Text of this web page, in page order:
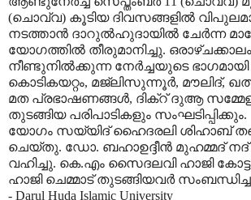
(ചൊവ്വ) കൂടിയ ദിവസങ്ങളില്‍
നടത്താന്‍ ദാറുല്‍ഹുദായില്‍ ചേര്‍ന്ന
യോഗത്തില്‍ തീരുമാനിച്ചു. ഒരാഴ്ചക്കാലം
നീണ്ടുനില്‍ക്കുന്ന നേര്‍ച്ചയുടെ
കൊടികയറ്റം, മജ്ലിസുന്നൂര്‍, മൗലിദ്,
മത പ്രഭാഷണങ്ങള്‍, ദിക്റ് ദുആ
തുടങ്ങിയ പരിപാടികളും സംഘടിപ്പിക്കും.
യോഗം സയ്യിദ് ഹൈദരലി ശിഹാബ്
ചെയ്തു. ഡോ. ബഹാഉദ്ദീന്‍ മുഹമ്മദ്
വഹിച്ചു. കെ.എം സൈദലവി ഹാജി
ഹാജി ചെമ്മാട് തുടങ്ങിയവര്‍
- Darul Huda Islamic University